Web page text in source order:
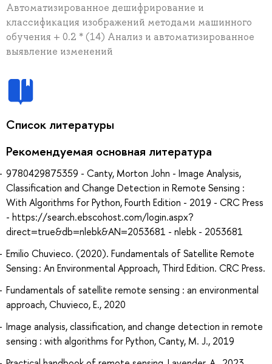
Автоматизированное дешифрирование и
классификация изображений методами машинного
обучения + 0.2 * (14) Анализ и автоматизированное
выявление изменений
Список литературы
Рекомендуемая основная литература
9780429875359 - Canty, Morton John - Image Analysis,
Classification and Change Detection in Remote Sensing :
With Algorithms for Python, Fourth Edition - 2019 - CRC Press
- https://search.ebscohost.com/login.aspx?
direct=true&db=nlebk&AN=2053681 - nlebk - 2053681
Emilio Chuvieco. (2020). Fundamentals of Satellite Remote
Sensing : An Environmental Approach, Third Edition. CRC Press.
Fundamentals of satellite remote sensing : an environmental
approach, Chuvieco, E., 2020
Image analysis, classification, and change detection in remote
sensing : with algorithms for Python, Canty, M. J., 2019